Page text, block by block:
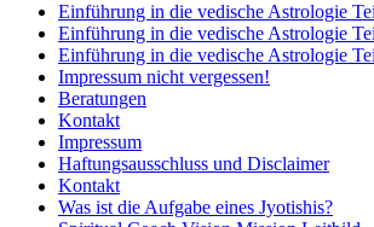
Einführung in die vedische Astrologie
Einführung in die vedische Astrologie
Einführung in die vedische Astrologie
Impressum nicht vergessen!
Beratungen
Kontakt
Impressum
Haftungsausschluss und Disclaimer
Kontakt
Was ist die Aufgabe eines Jyotishis?